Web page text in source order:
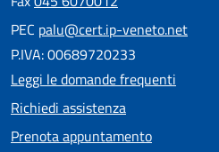
PEC palu@cert.ip-veneto.net
P.IVA: 00689720233
Leggi le domande frequenti
Richiedi assistenza
Prenota appuntamento